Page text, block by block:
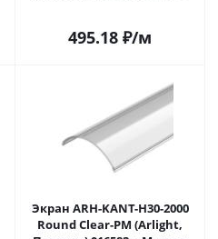
495.18 ₽/м
Экран ARH-KANT-H30-2000
Round Clear-PM (Arlight,